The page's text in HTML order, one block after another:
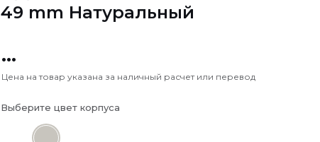
Цена на товар указана за наличный расчет или перевод
49 mm Натуральный
Выберите цвет корпуса
...